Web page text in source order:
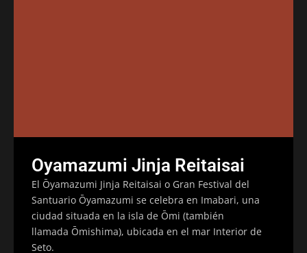
Oyamazumi Jinja Reitaisai
El Ōyamazumi Jinja Reitaisai o Gran Festival del
Santuario Ōyamazumi se celebra en Imabari, una
ciudad situada en la isla de Ōmi (también
llamada Ōmishima), ubicada en el mar Interior de
Seto.